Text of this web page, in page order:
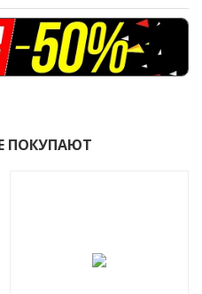
ПОКУПАЮТ